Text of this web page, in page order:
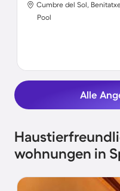
Cumbre del Sol,
Pool
Alle
wohnungen in